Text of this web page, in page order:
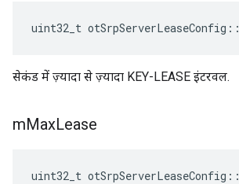
uint32_t otSrpServerLeaseConfig ::
सेकंड में ज़्यादा से ज़्यादा KEY-LEASE इंटरवल.
mMaxLease
uint32_t otSrpServerLeaseConfig ::